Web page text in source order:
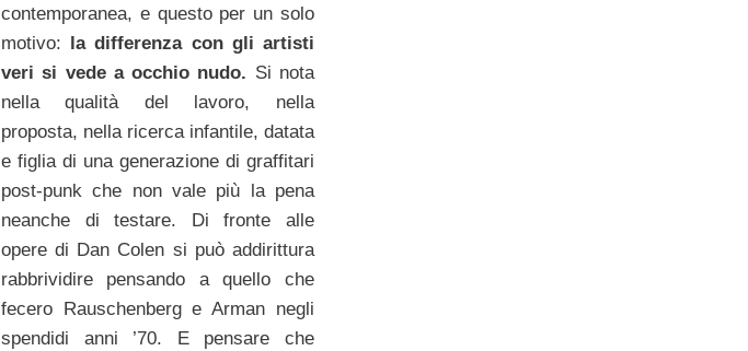
contemporanea, e questo per un solo
motivo: la differenza con gli artisti
veri si vede a occhio nudo. Si nota
nella qualità del lavoro, nella
proposta, nella ricerca infantile, datata
e figlia di una generazione di graffitari
post-punk che non vale più la pena
neanche di testare. Di fronte alle
opere di Dan Colen si può addirittura
rabbrividire pensando a quello che
fecero Rauschenberg e Arman negli
spendidi anni ’70. E pensare che